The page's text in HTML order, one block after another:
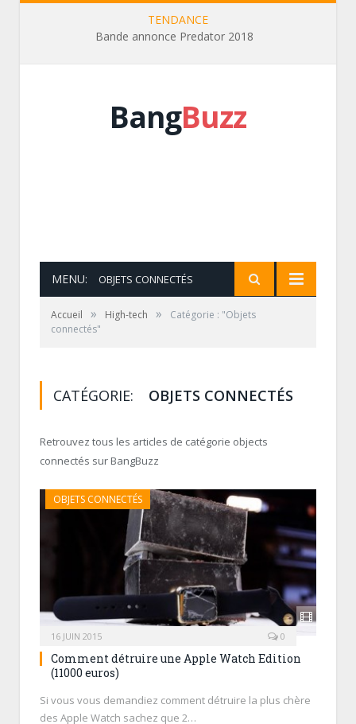
TENDANCE
Bande annonce Predator 2018
BangBuzz
MENU: OBJETS CONNECTÉS
Accueil » High-tech »
Catégorie : "Objets
connectés"
CATÉGORIE: OBJETS CONNECTÉS
Retrouvez tous les articles de catégorie objects
connectés sur BangBuzz
OBJETS CONNECTÉS
16 JUIN 2015 0
Comment détruire une Apple Watch Edition
(11000 euros)
Si vous vous demandiez comment détruire la plus chère
des Apple Watch sachez que 2…